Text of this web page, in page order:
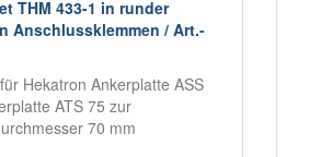
THM 433-1 in runder
Anschlussklemmen / Art.-
Hekatron Ankerplatte ASS
ATS 75 zur
70 mm